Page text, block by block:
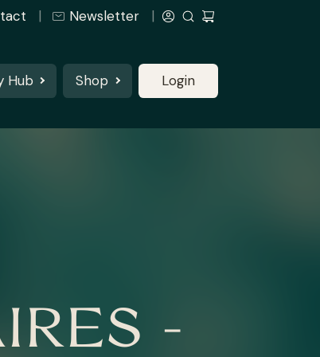
Newsletter
Hub Shop Login
-